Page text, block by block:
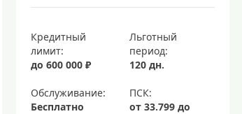
Кредитный
лимит:
до 600 000 ₽
Льготный
период:
120 дн.
Обслуживание:
Бесплатно